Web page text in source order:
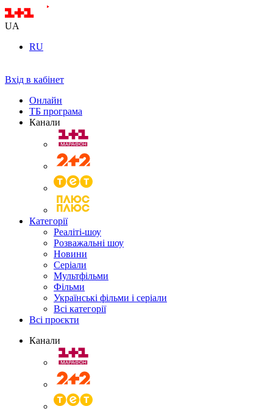
UA
RU
Вхід в кабінет
Онлайн
ТБ програма
Канали
Категорії
Реаліті-шоу
Розважальні шоу
Новини
Серіали
Мультфільми
Фільми
Українські фільми і серіали
Всі категорії
Всі проєкти
Канали